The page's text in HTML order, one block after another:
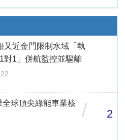
又近金門限制水域「執
1」併航監控並驅離
球頂尖綠能車業核
/ 2